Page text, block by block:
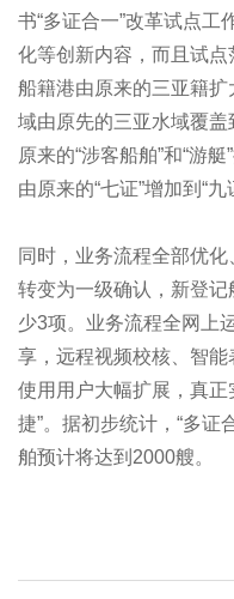
书“多证合一”改革试点工
化等创新内容，而且试
船籍港由原来的三亚籍
域由原先的三亚水域覆
原来的“涉客船舶”和“游
由原来的“七证”增加到“九
同时，业务流程全部优
转变为一级确认，新登
少3项。业务流程全网上
享，远程视频校核、智
使用用户大幅扩展，真正
捷”。据初步统计，“多证
舶预计将达到2000艘。